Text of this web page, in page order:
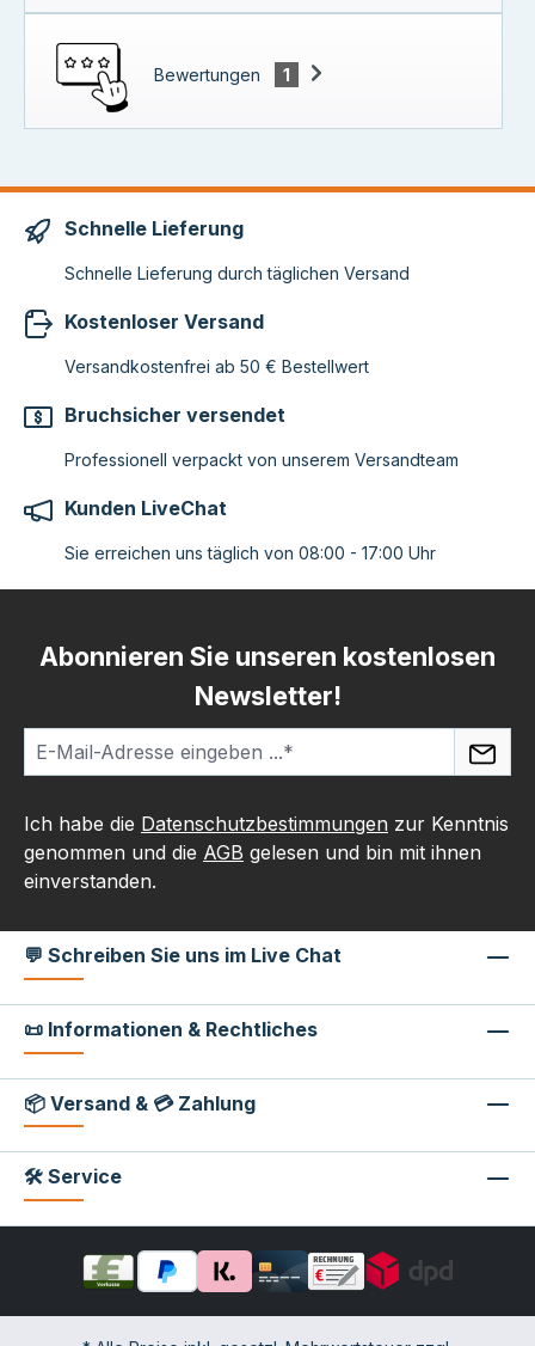
Bewertungen 1
Schnelle Lieferung
Schnelle Lieferung durch täglichen Versand
Kostenloser Versand
Versandkostenfrei ab 50 € Bestellwert
Bruchsicher versendet
Professionell verpackt von unserem Versandteam
Kunden LiveChat
Sie erreichen uns täglich von 08:00 - 17:00 Uhr
Abonnieren Sie unseren kostenlosen
Newsletter!
Ich habe die Datenschutzbestimmungen zur Kenntnis
genommen und die AGB gelesen und bin mit ihnen
einverstanden.
💬 Schreiben Sie uns im Live Chat
📜 Informationen & Rechtliches
📦 Versand & 💳 Zahlung
🛠 Service